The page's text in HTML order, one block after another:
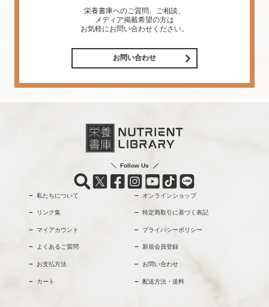
栄養書庫へのご質問、ご相談、
メディア掲載希望の方は
お気軽にお問い合わせください。
お問い合わせ
Follow Us
私たちについて オンラインショップ
リンク集 特定商取引に基づく表記
マイアカウント プライバシーポリシー
よくあるご質問 新規会員登録
お支払方法 お問い合わせ
カート 配送方法・送料